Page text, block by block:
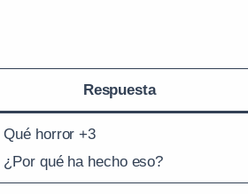
Respuesta
Qué horror +3
¿Por qué ha hecho eso?